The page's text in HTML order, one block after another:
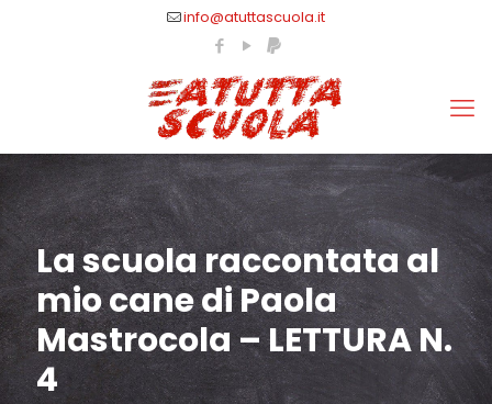
info@atuttascuola.it
La scuola raccontata al
mio cane di Paola
Mastrocola – LETTURA N.
4